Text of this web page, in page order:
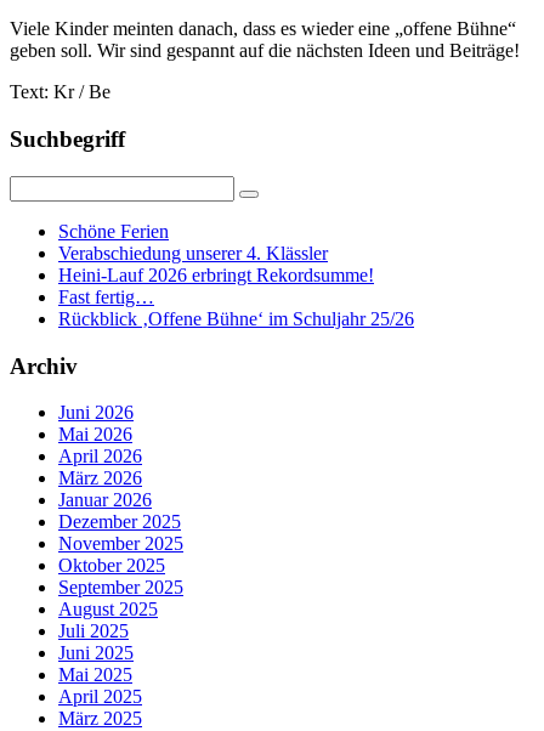
Viele Kinder meinten danach, dass es wieder eine „offene Bühne“
geben soll. Wir sind gespannt auf die nächsten Ideen und Beiträge!
Text: Kr / Be
Suchbegriff
Schöne Ferien
Verabschiedung unserer 4. Klässler
Heini-Lauf 2026 erbringt Rekordsumme!
Fast fertig…
Rückblick ‚Offene Bühne‘ im Schuljahr 25/26
Archiv
Juni 2026
Mai 2026
April 2026
März 2026
Januar 2026
Dezember 2025
November 2025
Oktober 2025
September 2025
August 2025
Juli 2025
Juni 2025
Mai 2025
April 2025
März 2025